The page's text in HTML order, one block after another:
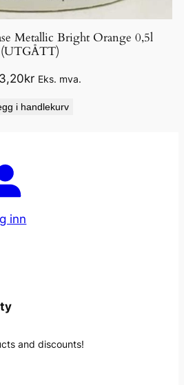
Metallic Bright Orange 0,5l
(UTGÅTT)
kr Eks. mva.
i handlekurv
inn
and discounts!